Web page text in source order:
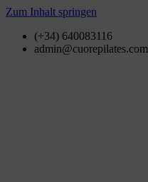
Zum Inhalt springen
(+34) 640083116
admin@cuorepilates.com